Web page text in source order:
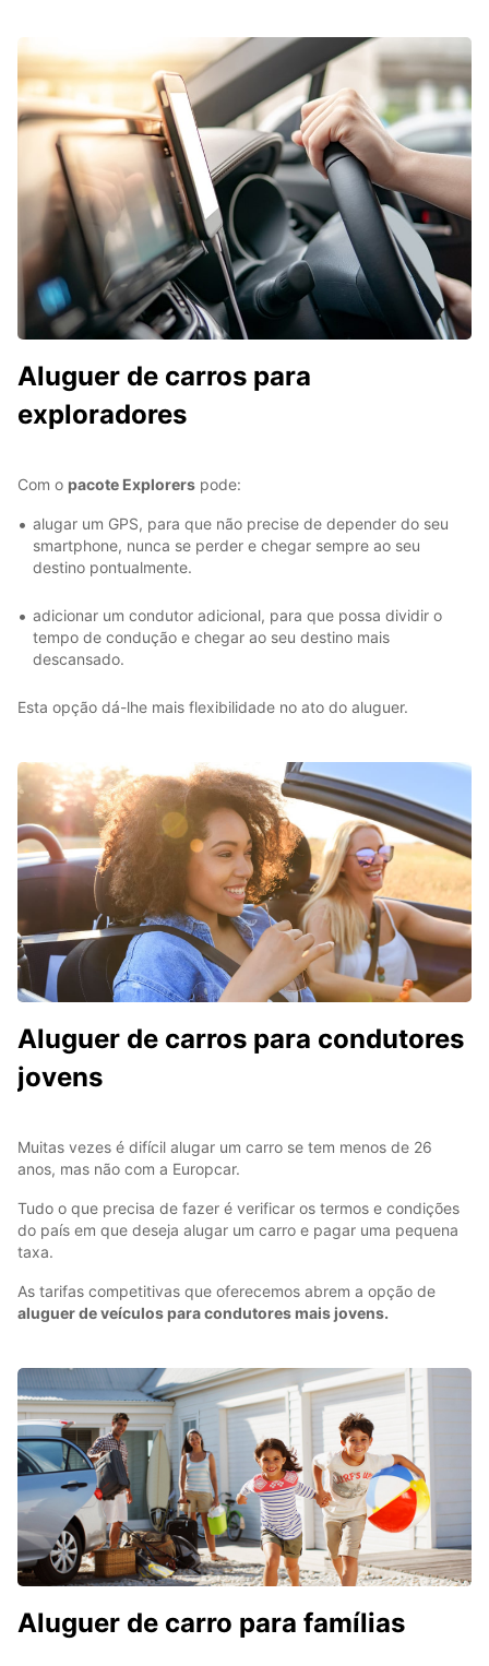
Aluguer de carros para
exploradores
Com o pacote Explorers pode:
alugar um GPS, para que não precise de depender do seu
smartphone, nunca se perder e chegar sempre ao seu
destino pontualmente.
adicionar um condutor adicional, para que possa dividir o
tempo de condução e chegar ao seu destino mais
descansado.
Esta opção dá-lhe mais flexibilidade no ato do aluguer.
Aluguer de carros para condutores
jovens
Muitas vezes é difícil alugar um carro se tem menos de 26
anos, mas não com a Europcar.
Tudo o que precisa de fazer é verificar os termos e condições
do país em que deseja alugar um carro e pagar uma pequena
taxa.
As tarifas competitivas que oferecemos abrem a opção de
aluguer de veículos para condutores mais jovens.
Aluguer de carro para famílias